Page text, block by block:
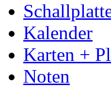
Kalender
Karten +
Noten